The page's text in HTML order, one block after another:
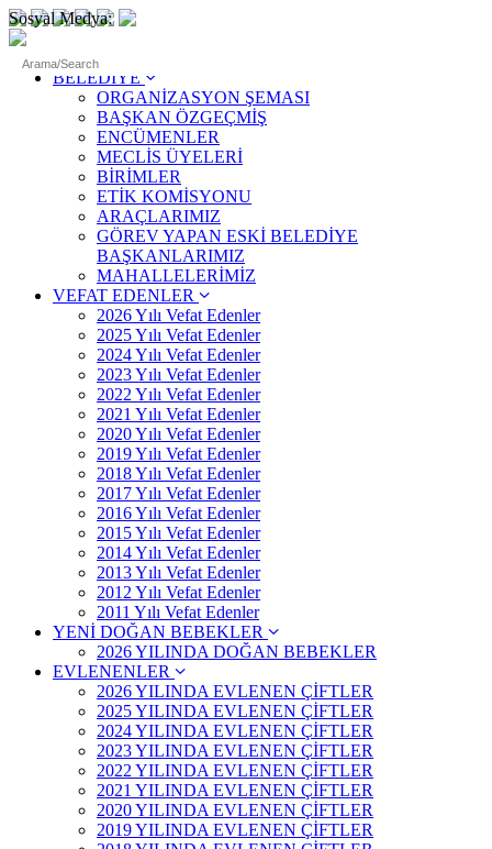
Sosyal Medya:
ANASAYFA
BELEDİYE
ORGANİZASYON ŞEMASI
BAŞKAN ÖZGEÇMİŞ
ENCÜMENLER
MECLİS ÜYELERİ
BİRİMLER
ETİK KOMİSYONU
ARAÇLARIMIZ
GÖREV YAPAN ESKİ BELEDİYE
BAŞKANLARIMIZ
MAHALLELERİMİZ
VEFAT EDENLER
2026 Yılı Vefat Edenler
2025 Yılı Vefat Edenler
2024 Yılı Vefat Edenler
2023 Yılı Vefat Edenler
2022 Yılı Vefat Edenler
2021 Yılı Vefat Edenler
2020 Yılı Vefat Edenler
2019 Yılı Vefat Edenler
2018 Yılı Vefat Edenler
2017 Yılı Vefat Edenler
2016 Yılı Vefat Edenler
2015 Yılı Vefat Edenler
2014 Yılı Vefat Edenler
2013 Yılı Vefat Edenler
2012 Yılı Vefat Edenler
2011 Yılı Vefat Edenler
YENİ DOĞAN BEBEKLER
2026 YILINDA DOĞAN BEBEKLER
EVLENENLER
2026 YILINDA EVLENEN ÇİFTLER
2025 YILINDA EVLENEN ÇİFTLER
2024 YILINDA EVLENEN ÇİFTLER
2023 YILINDA EVLENEN ÇİFTLER
2022 YILINDA EVLENEN ÇİFTLER
2021 YILINDA EVLENEN ÇİFTLER
2020 YILINDA EVLENEN ÇİFTLER
2019 YILINDA EVLENEN ÇİFTLER